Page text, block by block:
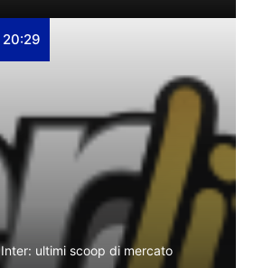
ultimi scoop di mercato